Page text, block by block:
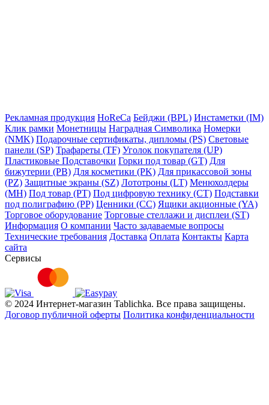
Рекламная продукция HoReCa Бейджи (BPL) Инстаметки (IM)
Клик рамки Монетницы Наградная Символика Номерки
(NMK) Подарочные сертификаты, дипломы (PS) Световые
панели (SP) Трафареты (TF) Уголок покупателя (UP)
Пластиковые Подставочки Горки под товар (GT) Для
бижутерии (PB) Для косметики (PK) Для прикассовой зоны
(PZ) Защитные экраны (SZ) Лототроны (LT) Менюхолдеры
(MH) Под товар (PT) Под цифровую технику (CT) Подставки
под полиграфию (PP) Ценники (СС) Ящики акционные (YA)
Торговое оборудование Торговые стеллажи и дисплеи (ST)
Информация О компании Часто задаваемые вопросы
Технические требования Доставка Оплата Контакты Карта
сайта
Сервисы
© 2024 Интернет-магазин Tablichka. Все права защищены.
Договор публичной оферты Политика конфиденциальности